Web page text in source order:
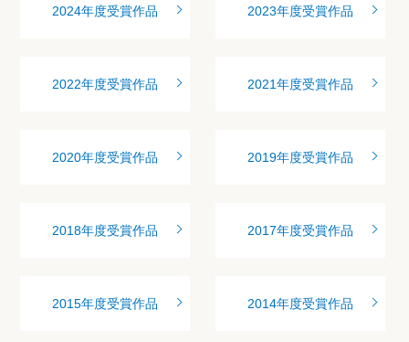
2024年度受賞作品 2023年度受賞作品
2022年度受賞作品 2021年度受賞作品
2020年度受賞作品 2019年度受賞作品
2018年度受賞作品 2017年度受賞作品
2015年度受賞作品 2014年度受賞作品